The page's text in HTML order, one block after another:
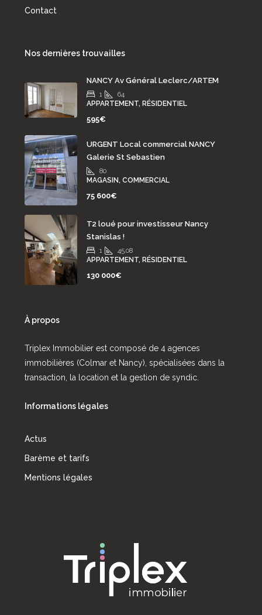
Contact
Nos dernières trouvailles
NANCY Av Général Leclerc/ARTEM
1
64
APPARTEMENT, RÉSIDENTIEL
595€
URGENT Local commercial NANCY
Galerie St Sebastien
80
MAGASIN, COMMERCIAL
75 600€
T2 loué pour investisseur Nancy
Stanislas !
1
45.08
APPARTEMENT, RÉSIDENTIEL
130 000€
À propos
Triplex Immobilier est composé de 4 agences
immobilières (Colmar et Nancy), spécialisées dans la
transaction, la location et la gestion de syndic.
Informations légales
Actus
Barème et tarifs
Mentions légales